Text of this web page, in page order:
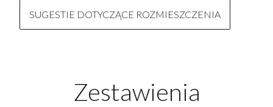
SUGESTIE DOTYCZĄCE ROZMIESZCZENIA
Zestawienia